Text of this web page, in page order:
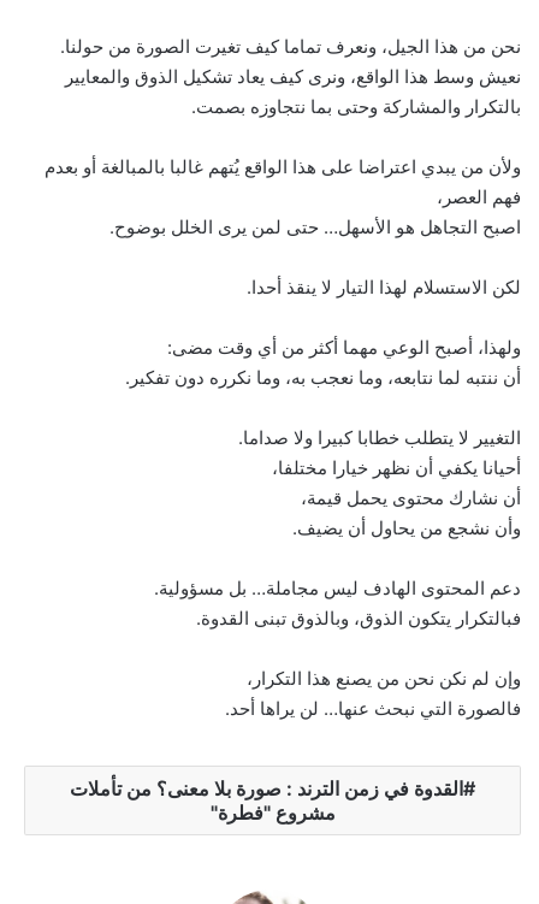
نحن من هذا الجيل، ونعرف تماما كيف تغيرت الصورة من حولنا.
نعيش وسط هذا الواقع، ونرى كيف يعاد تشكيل الذوق والمعايير
بالتكرار والمشاركة وحتى بما نتجاوزه بصمت.
ولأن من يبدي اعتراضا على هذا الواقع يُتهم غالبا بالمبالغة أو بعدم
فهم العصر،
اصبح التجاهل هو الأسهل… حتى لمن يرى الخلل بوضوح.
لكن الاستسلام لهذا التيار لا ينقذ أحدا.
ولهذا، أصبح الوعي مهما أكثر من أي وقت مضى:
أن ننتبه لما نتابعه، وما نعجب به، وما نكرره دون تفكير.
التغيير لا يتطلب خطابا كبيرا ولا صداما.
أحيانا يكفي أن نظهر خيارا مختلفا،
أن نشارك محتوى يحمل قيمة،
وأن نشجع من يحاول أن يضيف.
دعم المحتوى الهادف ليس مجاملة… بل مسؤولية.
فبالتكرار يتكون الذوق، وبالذوق تبنى القدوة.
وإن لم نكن نحن من يصنع هذا التكرار،
فالصورة التي نبحث عنها… لن يراها أحد.
القدوة في زمن الترند : صورة بلا معنى؟ من تأملات
مشروع "فطرة"